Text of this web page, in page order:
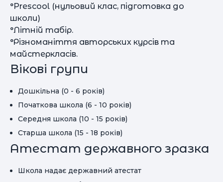
°Prescool (нульовий клас, підготовка до
школи)
°Літній табір.
°Різноманіття авторських курсів та
майстеркласів.
Вікові групи
Дошкільна (0 - 6 років)
Початкова школа (6 - 10 років)
Середня школа (10 - 15 років)
Старша школа (15 - 18 років)
Атестат державного зразка
Школа надає державний атестат